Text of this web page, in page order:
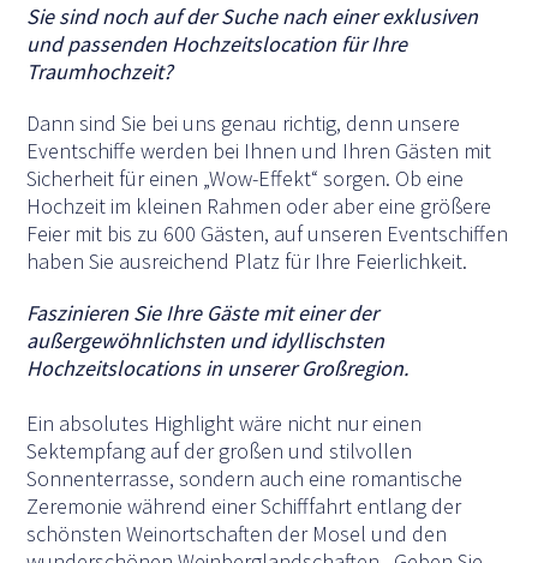
Sie sind noch auf der Suche nach einer exklusiven
und passenden Hochzeitslocation für Ihre
Traumhochzeit?
Dann sind Sie bei uns genau richtig, denn unsere
Eventschiffe werden bei Ihnen und Ihren Gästen mit
Sicherheit für einen „Wow-Effekt“ sorgen. Ob eine
Hochzeit im kleinen Rahmen oder aber eine größere
Feier mit bis zu 600 Gästen, auf unseren Eventschiffen
haben Sie ausreichend Platz für Ihre Feierlichkeit.
Faszinieren Sie Ihre Gäste mit einer der
außergewöhnlichsten und idyllischsten
Hochzeitslocations in unserer Großregion.
Ein absolutes Highlight wäre nicht nur einen
Sektempfang auf der großen und stilvollen
Sonnenterrasse, sondern auch eine romantische
Zeremonie während einer Schifffahrt entlang der
schönsten Weinortschaften der Mosel und den